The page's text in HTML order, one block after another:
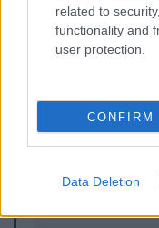
related to
functionality and
user protection.
CONFIRM
Data Deletion
Τα σχολιά σας
ΕΘΝΟΣ θα παρεμβαίνει